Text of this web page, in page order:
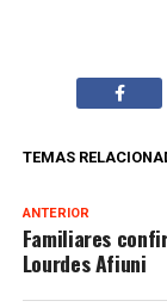
TEMAS
ANTERIOR
Familiares
Lourdes Afiuni